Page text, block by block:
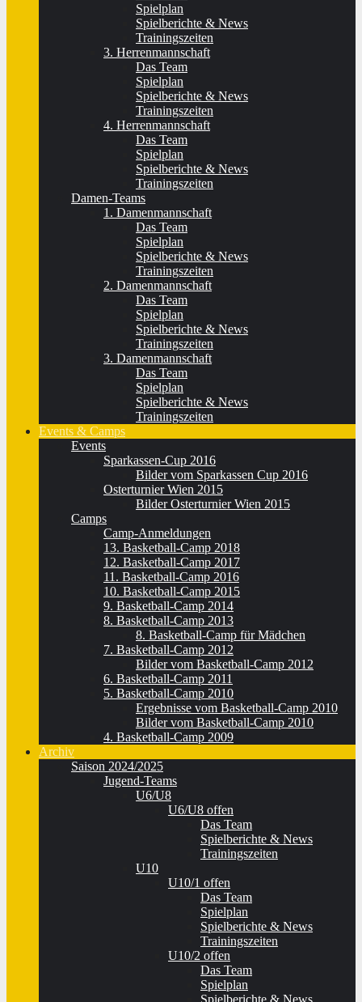
Spielplan
Spielberichte & News
Trainingszeiten
3. Herrenmannschaft
Das Team
Spielplan
Spielberichte & News
Trainingszeiten
4. Herrenmannschaft
Das Team
Spielplan
Spielberichte & News
Trainingszeiten
Damen-Teams
1. Damenmannschaft
Das Team
Spielplan
Spielberichte & News
Trainingszeiten
2. Damenmannschaft
Das Team
Spielplan
Spielberichte & News
Trainingszeiten
3. Damenmannschaft
Das Team
Spielplan
Spielberichte & News
Trainingszeiten
Events & Camps
Events
Sparkassen-Cup 2016
Bilder vom Sparkassen Cup 2016
Osterturnier Wien 2015
Bilder Osterturnier Wien 2015
Camps
Camp-Anmeldungen
13. Basketball-Camp 2018
12. Basketball-Camp 2017
11. Basketball-Camp 2016
10. Basketball-Camp 2015
9. Basketball-Camp 2014
8. Basketball-Camp 2013
8. Basketball-Camp für Mädchen
7. Basketball-Camp 2012
Bilder vom Basketball-Camp 2012
6. Basketball-Camp 2011
5. Basketball-Camp 2010
Ergebnisse vom Basketball-Camp 2010
Bilder vom Basketball-Camp 2010
4. Basketball-Camp 2009
Archiv
Saison 2024/2025
Jugend-Teams
U6/U8
U6/U8 offen
Das Team
Spielberichte & News
Trainingszeiten
U10
U10/1 offen
Das Team
Spielplan
Spielberichte & News
Trainingszeiten
U10/2 offen
Das Team
Spielplan
Spielberichte & News